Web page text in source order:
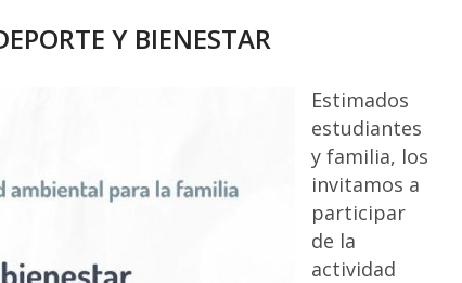
Y BIENESTAR
Estimados
estudiantes
y familia, los
invitamos a
participar
de la
actividad